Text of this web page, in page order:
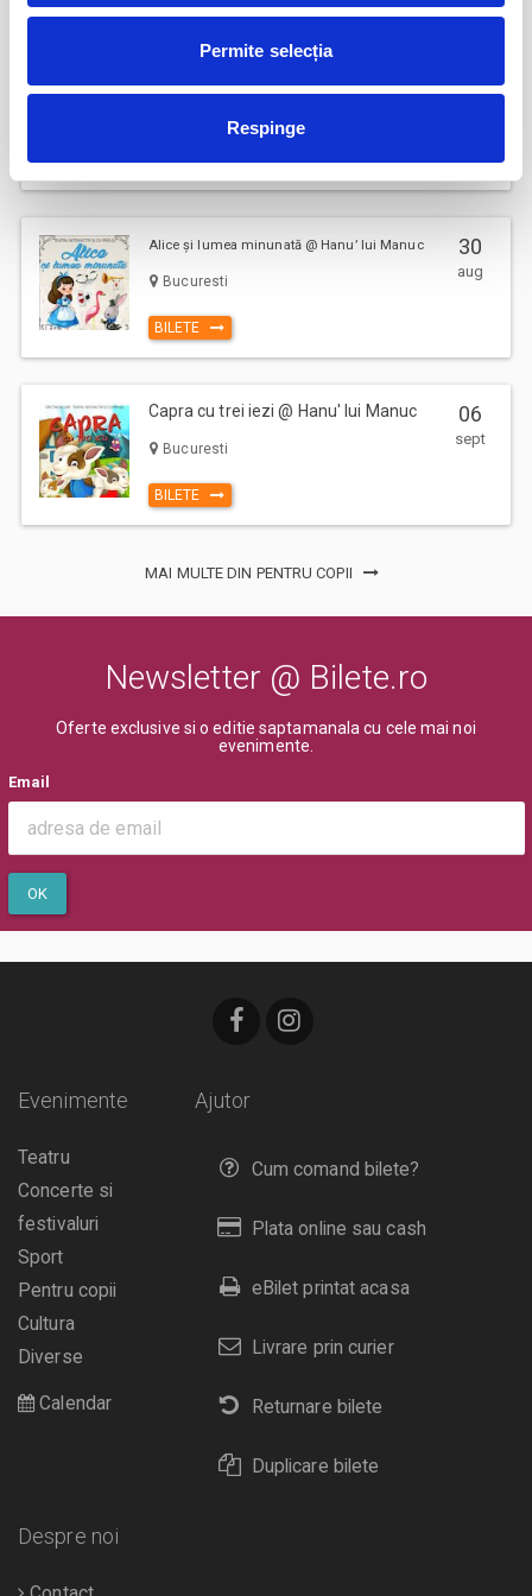
Permite selecția
Respinge
Manuc
Bucuresti
BILETE
22
Alice și lumea minunată @ Hanu’ lui Manuc
Bucuresti
BILETE
30
aug
Capra cu trei iezi @ Hanu' lui Manuc
Bucuresti
BILETE
06
sept
MAI MULTE DIN PENTRU COPII
Newsletter @ Bilete.ro
Oferte exclusive si o editie saptamanala cu cele mai noi
evenimente.
Email
OK
Ajutor
Cum comand bilete?
Plata online sau cash
eBilet printat acasa
Livrare prin curier
Returnare bilete
Duplicare bilete
Evenimente
Teatru
Concerte si
festivaluri
Sport
Pentru copii
Cultura
Diverse
Calendar
Despre noi